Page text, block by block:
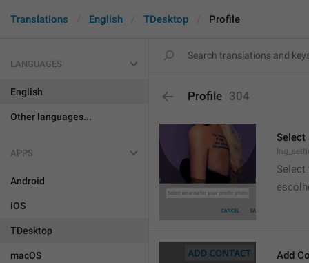
Translations English TDesktop Profile
LANGUAGES
English
Other languages...
APPS
Android
iOS
TDesktop
macOS
Profile 304
Select
Select
Add